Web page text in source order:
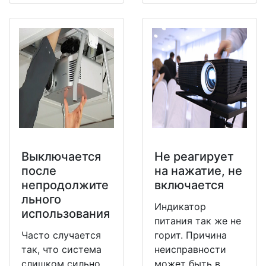
Выключается
после
непродолжите
льного
использования
Часто случается
так, что система
Не реагирует
на нажатие, не
включается
Индикатор
питания так же не
горит. Причина
неисправности